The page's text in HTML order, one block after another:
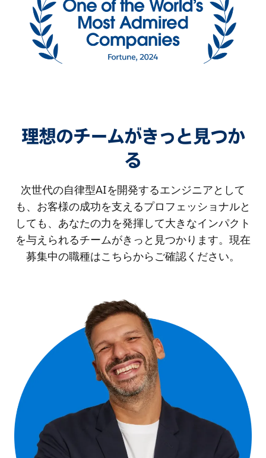
理想のチームがきっと見つか
る
次世代の自律型AIを開発するエンジニアとして
も、お客様の成功を支えるプロフェッショナルと
しても、あなたの力を発揮して大きなインパクト
を与えられるチームがきっと見つかります。現在
募集中の職種はこちらからご確認ください。